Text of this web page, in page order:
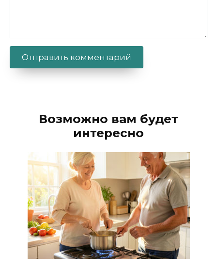
Возможно вам будет
интересно